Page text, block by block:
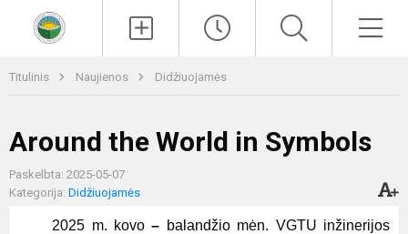
Titulinis Naujienos Didžiuojamės
Around the World in Symbols
Paskelbta: 2025-05-07
Kategorija: Didžiuojamės
2025 m. kovo– balandžio mėn. VGTU inžinerijos